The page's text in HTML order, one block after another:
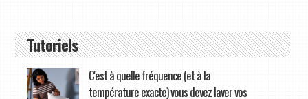
Tutoriels
C'est à quelle fréquence (et à la
température exacte) vous devez laver vos